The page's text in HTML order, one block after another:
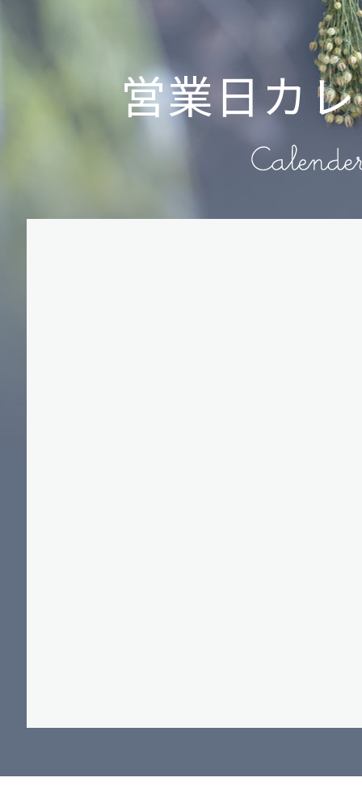
営業日カ